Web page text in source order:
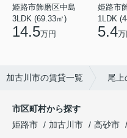
姫路市飾磨区中島
3LDK (69.33㎡)
14.5万円
姫路市
1LDK
5.4万
加古川市の賃貸一覧 尾上
市区町村から探す
姫路市
加古川市 高砂市